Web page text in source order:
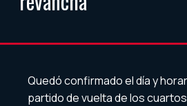
Quedó confirmado el día y
partido de vuelta de los